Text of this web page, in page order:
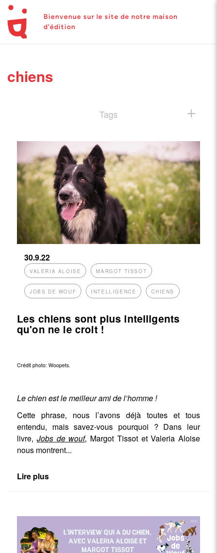
Bienvenue sur le site de notre maison
d'édition
chiens
Tags
30.9.22
VALERIA ALOISE MARGOT TISSOT
JOBS DE WOUF INTELLIGENCE CHIENS
Les chiens sont plus intelligents
qu'on ne le croit !
Crédit photo: Woopets
Le chien est le meilleur ami de l’homme !
Cette phrase, nous l’avons déjà toutes et tous
entendu, mais savez-vous pourquoi ? Dans leur
livre, Jobs de wouf, Margot Tissot et Valeria Aloise
nous montrent...
Lire plus